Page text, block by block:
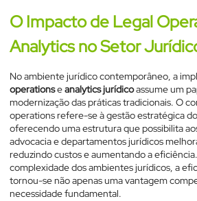
O Impacto de Legal
Analytics no Setor
No ambiente jurídico contemporâneo, a
operationseanalytics jurídicoassume um
modernização das práticas tradicionais. O
operations refere-se à gestão estratégica
oferecendo uma estrutura que possibilita
advocacia e departamentos jurídicos
reduzindo custos e aumentando a
complexidade dos ambientes jurídicos, a
tornou-se não apenas uma vantagem
necessidade fundamental.